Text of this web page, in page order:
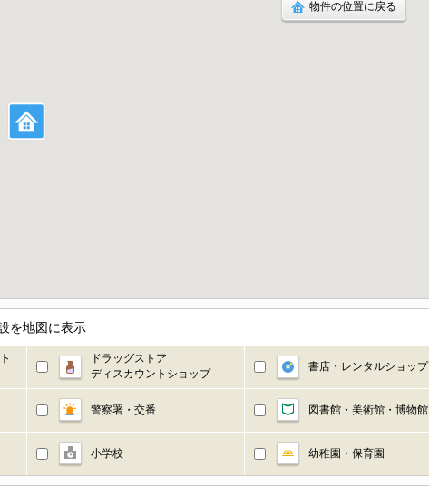
物件の位置に戻る
を地図に表示
ドラッグストア
ディスカウントショップ
書店・レンタルショップ
警察署・交番 図書館・美術館・博物館
小学校 幼稚園・保育園